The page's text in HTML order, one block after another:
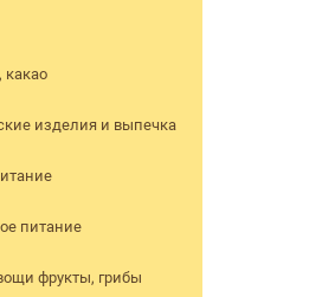
какао
изделия и выпечка
питание
фрукты, грибы